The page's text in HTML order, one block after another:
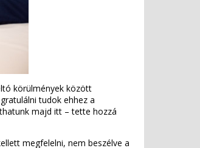
körülmények között
tudok ehhez a
majd itt – tette hozzá
megfelelni, nem beszélve a